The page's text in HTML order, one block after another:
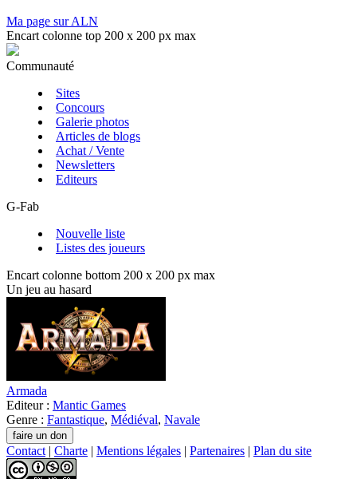
Ma page sur ALN
Encart colonne top 200 x 200 px max
Communauté
Sites
Concours
Galerie photos
Articles de blogs
Achat / Vente
Newsletters
Editeurs
G-Fab
Nouvelle liste
Listes des joueurs
Encart colonne bottom 200 x 200 px max
Un jeu au hasard
Armada
Editeur : Mantic Games
Genre : Fantastique, Médiéval, Navale
Contact | Charte | Mentions légales | Partenaires | Plan du site